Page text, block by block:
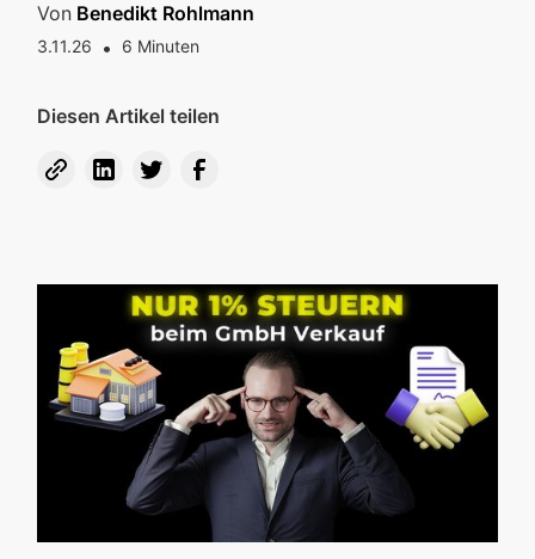
Von Benedikt Rohlmann
3.11.26 • 6 Minuten
Diesen Artikel teilen